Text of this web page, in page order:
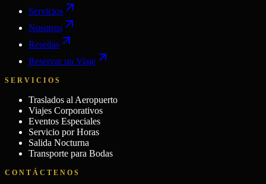
Servicios
Nosotros
Reseñas
Reservar un Viaje
SERVICIOS
Traslados al Aeropuerto
Viajes Corporativos
Eventos Especiales
Servicio por Horas
Salida Nocturna
Transporte para Bodas
CONTÁCTENOS